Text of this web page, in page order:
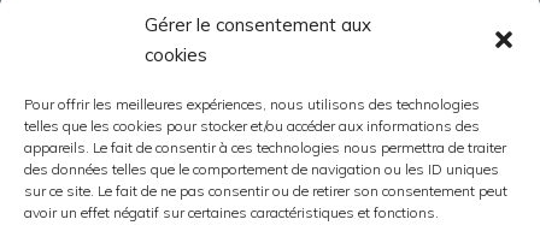
Gérer le consentement aux
cookies
Pour offrir les meilleures expériences, nous utilisons des technologies
telles que les cookies pour stocker et/ou accéder aux informations des
appareils. Le fait de consentir à ces technologies nous permettra de traiter
des données telles que le comportement de navigation ou les ID uniques
sur ce site. Le fait de ne pas consentir ou de retirer son consentement peut
avoir un effet négatif sur certaines caractéristiques et fonctions.